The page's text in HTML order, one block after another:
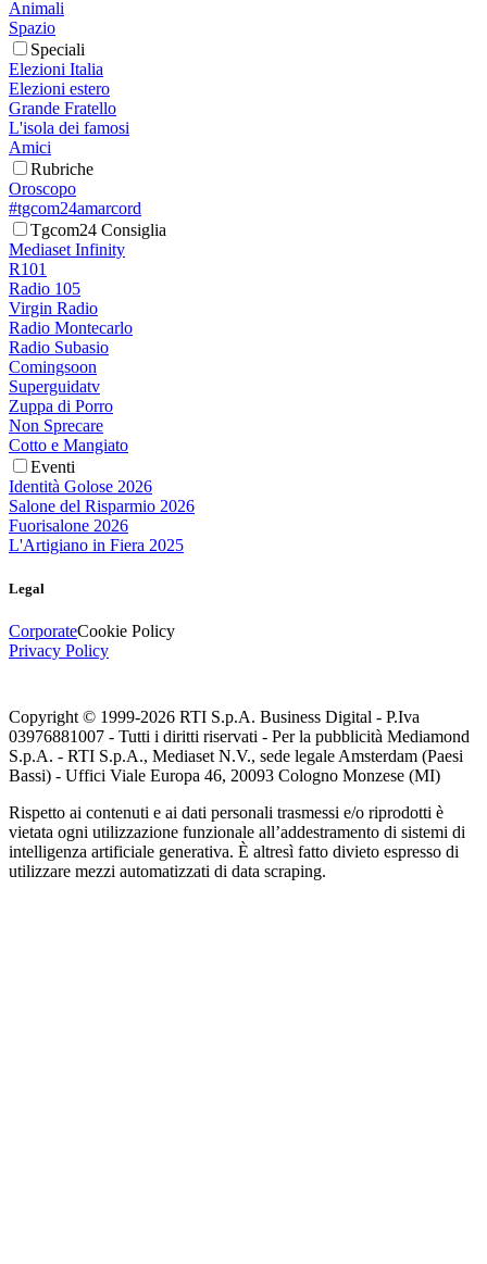
Animali
Spazio
Speciali
Elezioni Italia
Elezioni estero
Grande Fratello
L'isola dei famosi
Amici
Rubriche
Oroscopo
#tgcom24amarcord
Tgcom24 Consiglia
Mediaset Infinity
R101
Radio 105
Virgin Radio
Radio Montecarlo
Radio Subasio
Comingsoon
Superguidatv
Zuppa di Porro
Non Sprecare
Cotto e Mangiato
Eventi
Identità Golose 2026
Salone del Risparmio 2026
Fuorisalone 2026
L'Artigiano in Fiera 2025
Legal
CorporateCookie Policy
Privacy Policy
Copyright © 1999-2026 RTI S.p.A. Business Digital - P.Iva
03976881007 - Tutti i diritti riservati - Per la pubblicità Mediamond
S.p.A. - RTI S.p.A., Mediaset N.V., sede legale Amsterdam (Paesi
Bassi) - Uffici Viale Europa 46, 20093 Cologno Monzese (MI)
Rispetto ai contenuti e ai dati personali trasmessi e/o riprodotti è
vietata ogni utilizzazione funzionale all’addestramento di sistemi di
intelligenza artificiale generativa. È altresì fatto divieto espresso di
utilizzare mezzi automatizzati di data scraping.